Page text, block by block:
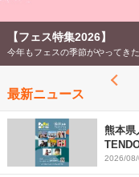
【フェス特集2026】
今年もフェスの季節がやってきた
最新ニュース
熊本県
支援プ
2026/08/